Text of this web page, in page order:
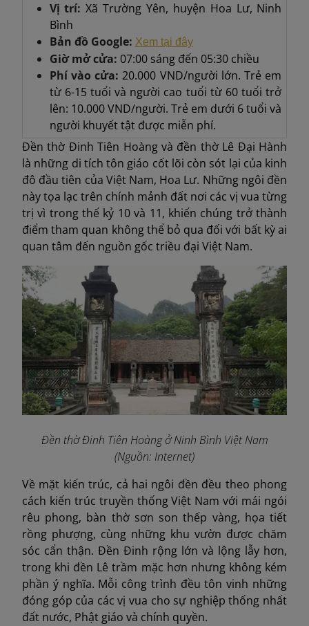
Vị trí:Xã Trường Yên, huyện Hoa Lư, Ninh
Bình
Bản đồ Google: Xem tại đây
Giờ mở cửa: 07:00 sáng đến 05:30 chiều
Phí vào cửa:20.000 VND/người lớn. Trẻ em
từ 6-15 tuổi và người cao tuổi từ 60 tuổi trở
lên: 10.000 VND/người. Trẻ em dưới 6 tuổi và
người khuyết tật được miễn phí.
Đền thờ Đinh Tiên Hoàng và đền thờ Lê Đại Hành
là những di tích tôn giáo cốt lõi còn sót lại của kinh
đô đầu tiên của Việt Nam, Hoa Lư. Những ngôi đền
này tọa lạc trên chính mảnh đất nơi các vị vua từng
trị vì trong thế kỷ 10 và 11, khiến chúng trở thành
điểm tham quan không thể bỏ qua đối với bất kỳ ai
quan tâm đến nguồn gốc triều đại Việt Nam.
Đền thờ Đinh Tiên Hoàng ở Ninh Bình Việt Nam
(Nguồn: Internet)
Về mặt kiến trúc, cả hai ngôi đền đều theo phong
cách kiến trúc truyền thống Việt Nam với mái ngói
rêu phong, bàn thờ sơn son thếp vàng, họa tiết
rồng phượng, cùng những khu vườn được chăm
sóc cẩn thận. Đền Đinh rộng lớn và lộng lẫy hơn,
trong khi đền Lê trầm mặc hơn nhưng không kém
phần ý nghĩa. Mỗi công trình đều tôn vinh những
đóng góp của các vị vua cho sự nghiệp thống nhất
đất nước, Phật giáo và chính quyền.